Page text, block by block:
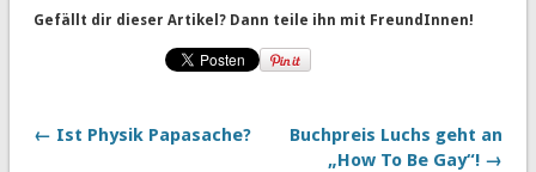
Gefällt dir dieser Artikel? Dann teile ihn mit FreundInnen!
← Ist Physik Papasache?
Buchpreis Luchs geht an
„How To Be Gay“! →